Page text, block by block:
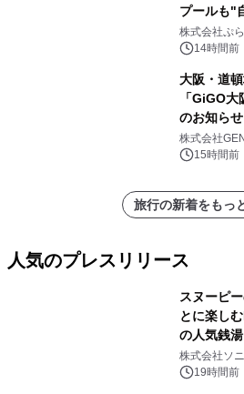
プールも"
日1組限定
森」の握り
株式会社ぷ
14時間前
大阪・道
「GiGO
のお知らせ
株式会社
15時間前
旅行の新着をもっ
人気のプレスリリース
スヌーピ
とに楽し
の人気銭
ラボレー
ボグッズも
株式会社ソ
19時間前